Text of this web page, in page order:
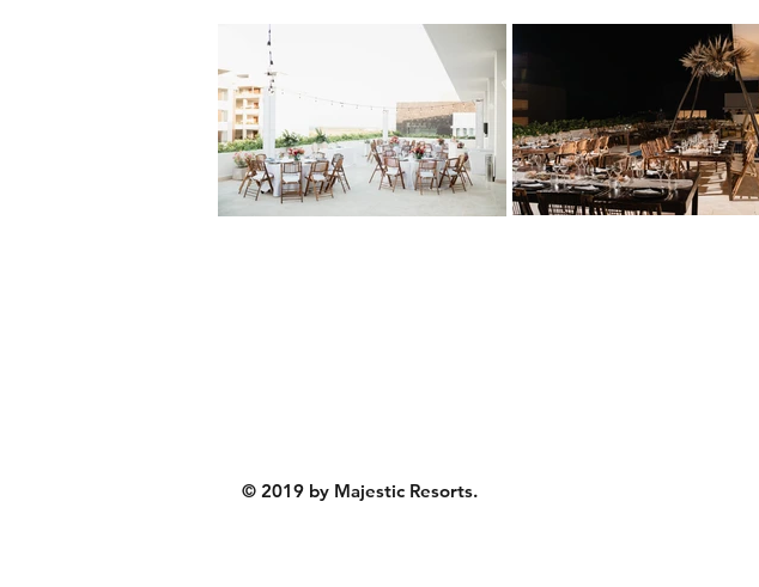
© 2019 by Majestic Resorts.